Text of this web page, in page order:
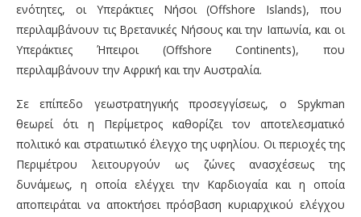
ενότητες, οι Υπεράκτιες Νήσοι (Offshore Islands), που
περιλαμβάνουν τις Βρετανικές Νήσους και την Ιαπωνία, και οι
Υπεράκτιες Ήπειροι (Offshore Continents), που
περιλαμβάνουν την Αφρική και την Αυστραλία.
Σε επίπεδο γεωστρατηγικής προσεγγίσεως, ο Spykman
θεωρεί ότι η Περίμετρος καθορίζει τον αποτελεσματικό
πολιτικό και στρατιωτικό έλεγχο της υφηλίου. Οι περιοχές της
Περιμέτρου λειτουργούν ως ζώνες ανασχέσεως της
δυνάμεως, η οποία ελέγχει την Καρδιογαία και η οποία
αποπειράται να αποκτήσει πρόσβαση κυριαρχικού ελέγχου